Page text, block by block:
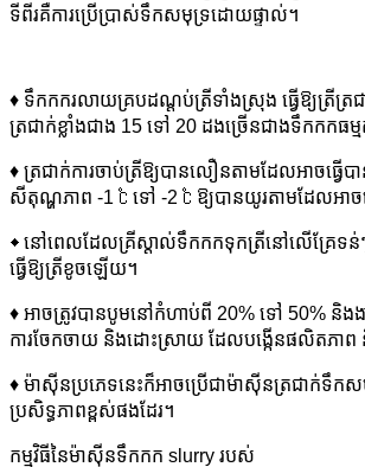
ទីពីរគឺការប្រើប្រាស់ទឹកសមុទ្រដោយផ្ទាល់។
♦ ទឹកកករលាយគ្របដណ្តប់ត្រីទាំងស្រុង ធ្វើឱ្យត្រីត្រ
ត្រជាក់ខ្លាំងជាង 15 ទៅ 20 ដងច្រើនជាងទឹកកកធម្ម
♦ ត្រជាក់ការចាប់ត្រីឱ្យបានលឿនតាមដែលអាចធ្វើប
សីតុណ្ហភាព -1 ℃ ទៅ -2 ℃ ឱ្យបានយូរតាមដែលអាច
◆ នៅពេលដែលគ្រីស្តាល់ទឹកកកទុកត្រីនៅលើគ្រែទន់
ធ្វើឱ្យត្រីខូចឡើយ។
♦ អាចត្រូវបានបូមនៅកំហាប់ពី 20% ទៅ 50% និង
ការចែកចាយ និងដោះស្រាយ ដែលបង្កើនផលិតភាព
♦ ម៉ាស៊ីនប្រភេទនេះក៏អាចប្រើជាម៉ាស៊ីនត្រជាក់ទឹក
ប្រសិទ្ធភាពខ្ពស់ផងដែរ។
កម្មវិធីនៃម៉ាស៊ីនទឹកកក slurry របស់